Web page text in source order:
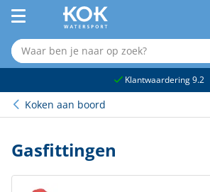
Klantwaardering 9.2
Koken aan boord
Gasfittingen